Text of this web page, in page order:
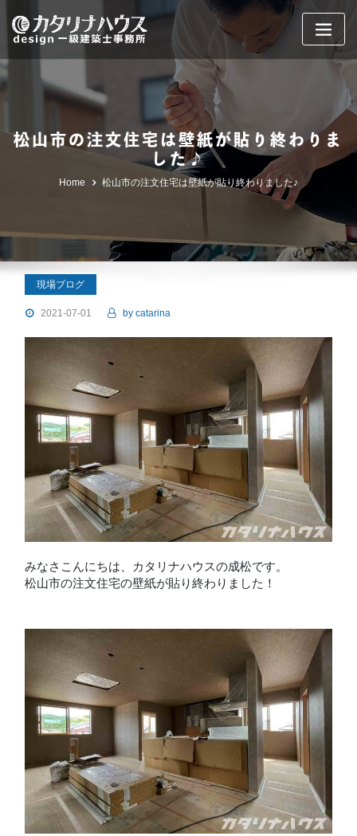
content
松山市の注文住宅は壁紙が貼り終わりま
した♪
Home 松山市の注文住宅は壁紙が貼り終わりました♪
現場ブログ
2021-07-01 by catarina
みなさこんにちは、カタリナハウスの成松です。
松山市の注文住宅の壁紙が貼り終わりました！